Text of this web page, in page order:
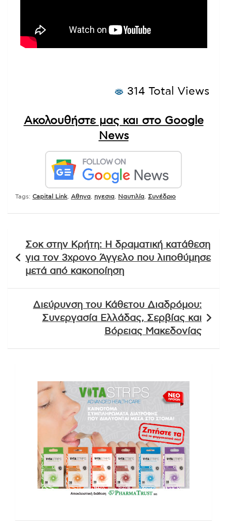
314 Total Views
Ακολουθήστε μας και στο Google
News
Tags: Capital Link Αθηνα ηγεσια Ναυτιλία Συνέδριο
άρθρων
Σοκ στην Κρήτη: Η δραματική κατάθεση
για τον 3χρονο Άγγελο που λιποθύμησε
μετά από κακοποίηση
Διεύρυνση του Κάθετου Διαδρόμου:
Συνεργασία Ελλάδας, Σερβίας και
Βόρειας Μακεδονίας